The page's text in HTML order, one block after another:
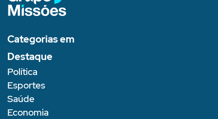
Categorias em
Destaque
Política
Esportes
Saúde
Economia